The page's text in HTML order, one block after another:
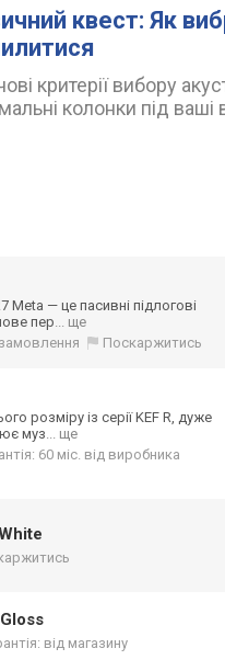
квест: Як
критерії вибору
колонки під ваші
Meta — це пасивні підлогові
пер... ще
Поскаржитись
розміру із серії KEF R, дуже
муз... ще
60 міс. від виробника
від магазину